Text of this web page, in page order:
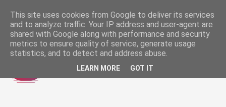
This site uses cookies from Google to deliver its services
and to analyze traffic. Your IP address and user-agent are
shared with Google along with performance and security
metrics to ensure quality of service, generate usage
statistics, and to detect and address abuse.
LEARN MORE GOT IT